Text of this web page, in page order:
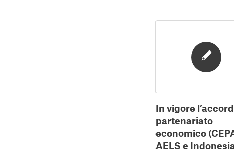
In vigore
partenariato
economico
AELS e